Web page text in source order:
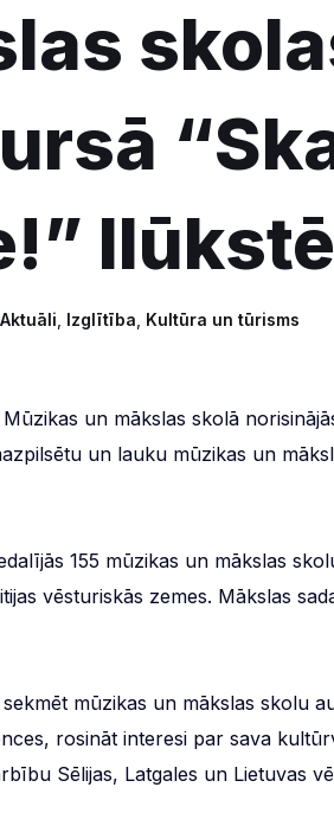
Ilūkstē
Aktuāli Izglītība Kultūra un tūrisms
un mākslas skolā
un lauku mūzikas un
155 mūzikas un mākslas
vēsturiskās zemes. Mākslas
mūzikas un mākslas skolu
rosināt interesi par sava
Sēlijas, Latgales un Lietuvas